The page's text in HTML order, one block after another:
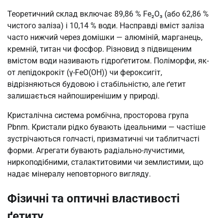
Теоретичний склад включає 89,86 % Fe₂O₃ (або 62,86 %
чистого заліза) і 10,14 % води. Насправді вміст заліза
часто нижчий через домішки — алюміній, марганець,
кремній, титан чи фосфор. Різновид з підвищеним
вмістом води називають гідроґетитом. Поліморфи, як-
от лепідокрокіт (γ-FeO(OH)) чи фероксигіт,
відрізняються будовою і стабільністю, але ґетит
залишається найпоширенішим у природі.
Кристалічна система ромбічна, просторова група
Pbnm. Кристали рідко бувають ідеальними — частіше
зустрічаються голчасті, призматичні чи таблитчасті
форми. Агрегати бувають радіально-лучистими,
ниркоподібними, сталактитовими чи землистими, що
надає мінералу неповторного вигляду.
Фізичні та оптичні властивості